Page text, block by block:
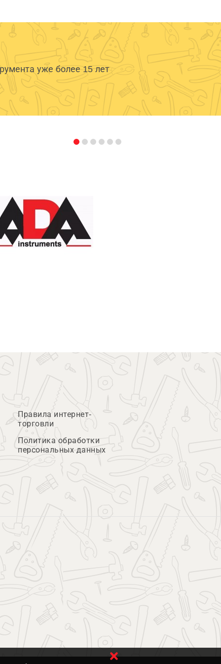
уже более 15 лет
Правила интернет-
торговли
Политика обработки
персональных данных